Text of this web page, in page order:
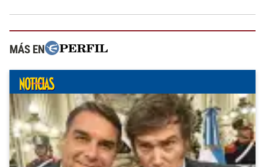
MÁS EN